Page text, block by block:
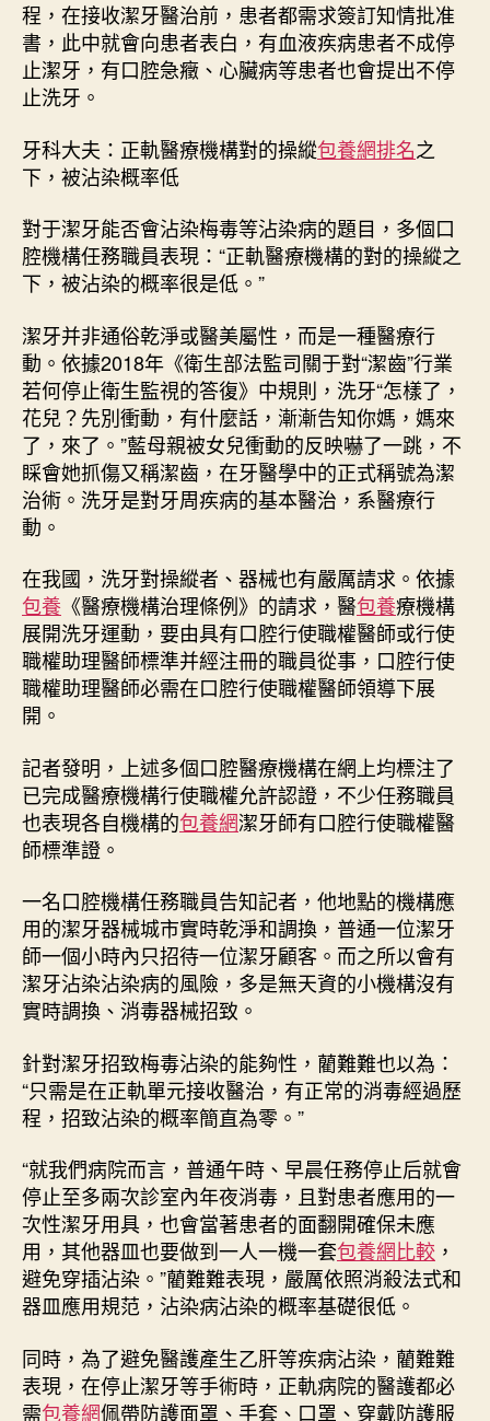
程，在接收潔牙醫治前，患者都需求簽訂知情批准
書，此中就會向患者表白，有血液疾病患者不成停
止潔牙，有口腔急癥、心臟病等患者也會提出不停
止洗牙。
牙科大夫：正軌醫療機構對的操縱包養網排名之
下，被沾染概率低
對于潔牙能否會沾染梅毒等沾染病的題目，多個口
腔機構任務職員表現：“正軌醫療機構的對的操縱之
下，被沾染的概率很是低。”
潔牙并非通俗乾淨或醫美屬性，而是一種醫療行
動。依據2018年《衛生部法監司關于對“潔齒”行業
若何停止衛生監視的答復》中規則，洗牙“怎樣了，
花兒？先別衝動，有什麼話，漸漸告知你媽，媽來
了，來了。”藍母親被女兒衝動的反映嚇了一跳，不
睬會她抓傷又稱潔齒，在牙醫學中的正式稱號為潔
治術。洗牙是對牙周疾病的基本醫治，系醫療行
動。
在我國，洗牙對操縱者、器械也有嚴厲請求。依據
包養 《醫療機構治理條例》的請求，醫包養療機構
展開洗牙運動，要由具有口腔行使職權醫師或行使
職權助理醫師標準并經注冊的職員從事，口腔行使
職權助理醫師必需在口腔行使職權醫師領導下展
開。
記者發明，上述多個口腔醫療機構在網上均標注了
已完成醫療機構行使職權允許認證，不少任務職員
也表現各自機構的包養網潔牙師有口腔行使職權醫
師標準證。
一名口腔機構任務職員告知記者，他地點的機構應
用的潔牙器械城市實時乾淨和調換，普通一位潔牙
師一個小時內只招待一位潔牙顧客。而之所以會有
潔牙沾染沾染病的風險，多是無天資的小機構沒有
實時調換、消毒器械招致。
針對潔牙招致梅毒沾染的能夠性，藺難難也以為：
“只需是在正軌單元接收醫治，有正常的消毒經過歷
程，招致沾染的概率簡直為零。”
“就我們病院而言，普通午時、早晨任務停止后就會
停止至多兩次診室內年夜消毒，且對患者應用的一
次性潔牙用具，也會當著患者的面翻開確保未應
用，其他器皿也要做到一人一機一套包養網比較 ，
避免穿插沾染。”藺難難表現，嚴厲依照消殺法式和
器皿應用規范，沾染病沾染的概率基礎很低。
同時，為了避免醫護產生乙肝等疾病沾染，藺難難
表現，在停止潔牙等手術時，正軌病院的醫護都必
需包養網佩帶防護面罩、手套、口罩、穿戴防護服